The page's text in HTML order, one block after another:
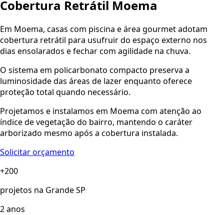
Cobertura Retrátil Moema
Em Moema, casas com piscina e área gourmet adotam
cobertura retrátil para usufruir do espaço externo nos
dias ensolarados e fechar com agilidade na chuva.
O sistema em policarbonato compacto preserva a
luminosidade das áreas de lazer enquanto oferece
proteção total quando necessário.
Projetamos e instalamos em Moema com atenção ao
índice de vegetação do bairro, mantendo o caráter
arborizado mesmo após a cobertura instalada.
Solicitar orçamento
+200
projetos na Grande SP
2 anos